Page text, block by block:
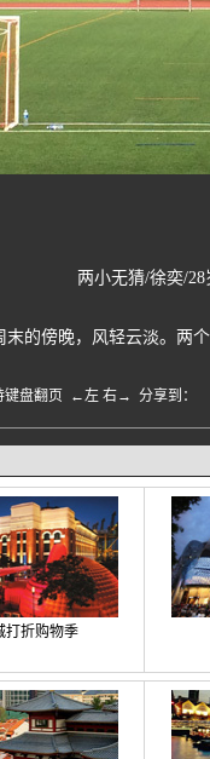
两小无猜/徐奕/28
末的傍晚，风轻云淡。两
盘翻页 ←左 右→ 分享到：
打折购物季